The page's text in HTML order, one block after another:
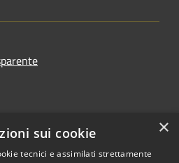
×
sui cookie
tecnici e assimilati strettamente